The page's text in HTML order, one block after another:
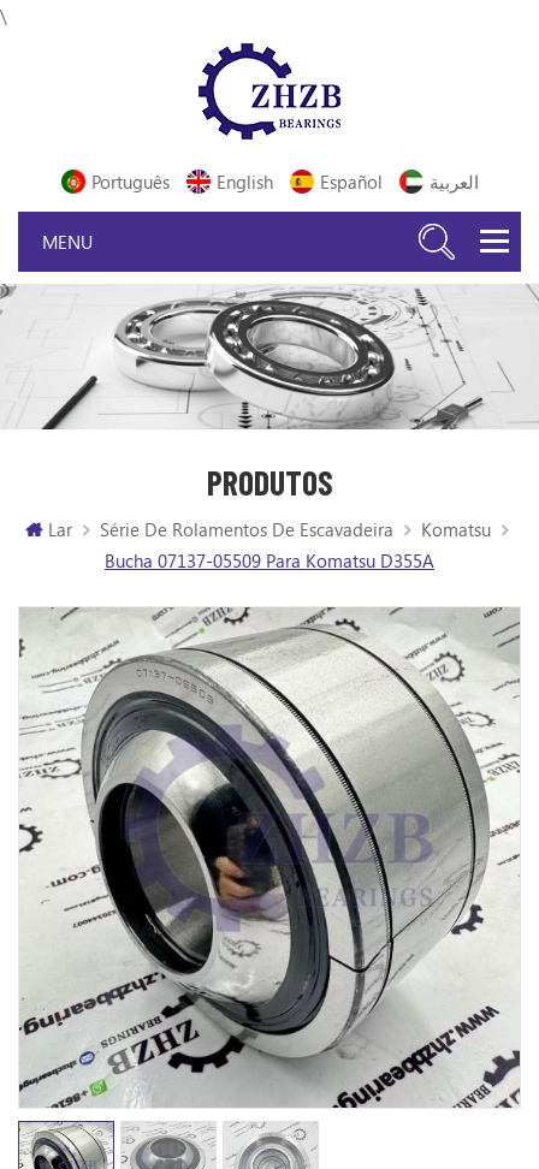
\
Português English Español العربية
PRODUTOS
Lar Série De Rolamentos De Escavadeira
Komatsu
Bucha 07137-05509 Para Komatsu D355A